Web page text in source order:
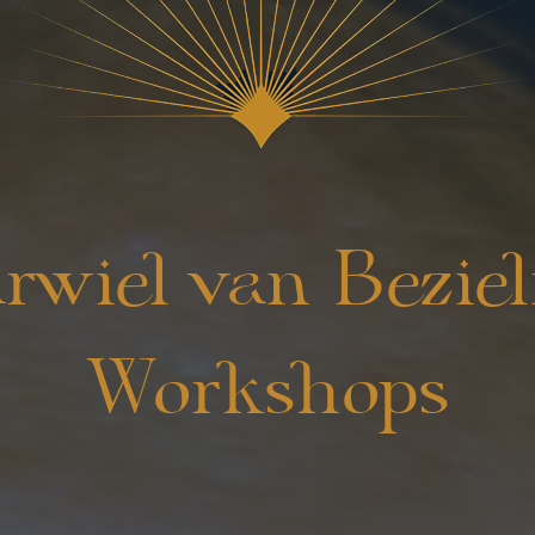
van
Workshops